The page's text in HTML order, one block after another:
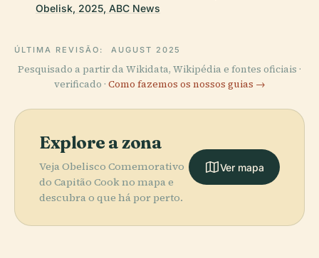
Obelisk, 2025, ABC News
ÚLTIMA REVISÃO: AUGUST 2025
Pesquisado a partir da Wikidata, Wikipédia e fontes oficiais ·
verificado · Como fazemos os nossos guias →
Explore a zona
Veja Obelisco Comemorativo
do Capitão Cook no mapa e
descubra o que há por perto.
Ver mapa